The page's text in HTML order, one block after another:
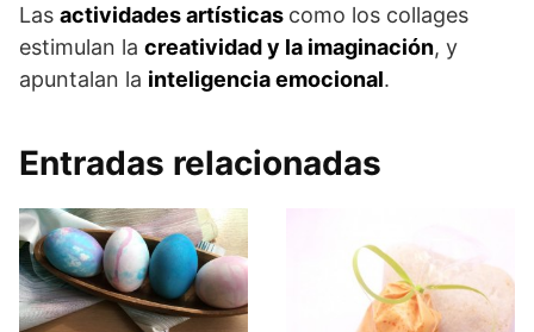
Las actividades artísticas como los collages
estimulan la creatividad y la imaginación, y
apuntalan la inteligencia emocional.
Entradas relacionadas